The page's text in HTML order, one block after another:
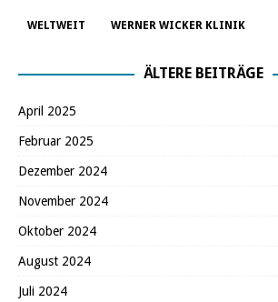
WELTWEIT WERNER WICKER KLINIK
ÄLTERE BEITRÄGE
April 2025
Februar 2025
Dezember 2024
November 2024
Oktober 2024
August 2024
Juli 2024